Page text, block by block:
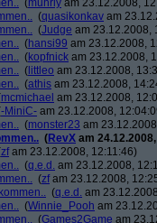
(muhrly am 23.12.2008,
(quasikonkav am
(Judge am 23.12.2008,
(hansi99 am 23.12.2008,
(kopfnick am 23.12.2008,
( littleo am 23.12.2008,
(athis am 23.12.2008,
mcmichael am 23.12.2008,
-MiniC- am 23.12.2008,
(monster23 am
(RevX am
zfam 23.12.2008, 12:11:46)
(q.e.d. am 23.12.2008,
(zfam 23.12.2008,
(q.e.d. am
(Winnie_Pooh am
(Games2Game am